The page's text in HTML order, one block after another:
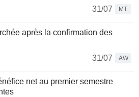
31/07
MT
après la confirmation des
31/07
AW
net au premier semestre